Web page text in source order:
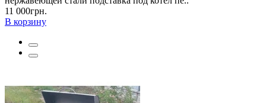
11 000грн.
В корзину